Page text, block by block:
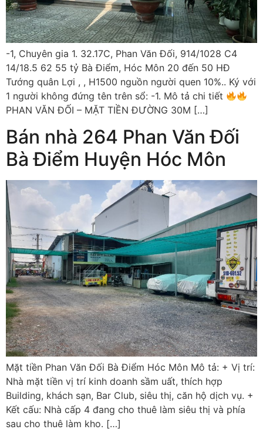
-1, Chuyên gia 1. 32.17C, Phan Văn Đối, 914/1028 C4
14/18.5 62 55 tỷ Bà Điểm, Hóc Môn 20 đến 50 HĐ
Tướng quân Lợi , , H1500 nguồn người quen 10%.. Ký với
1 người không đứng tên trên sổ: -1. Mô tả chi tiết
PHAN VĂN ĐỐI – MẶT TIỀN ĐƯỜNG 30M […]
Bán nhà 264 Phan Văn Đối
Bà Điểm Huyện Hóc Môn
Mặt tiền Phan Văn Đối Bà Điểm Hóc Môn Mô tả: + Vị trí:
Nhà mặt tiền vị trí kinh doanh sầm uất, thích hợp
Building, khách sạn, Bar Club, siêu thị, căn hộ dịch vụ. +
Kết cấu: Nhà cấp 4 đang cho thuê làm siêu thị và phía
sau cho thuê làm kho. […]